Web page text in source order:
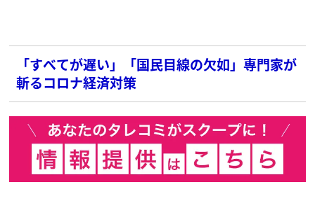
「すべてが遅い」「国民目線の欠如」専門家が
斬るコロナ経済対策